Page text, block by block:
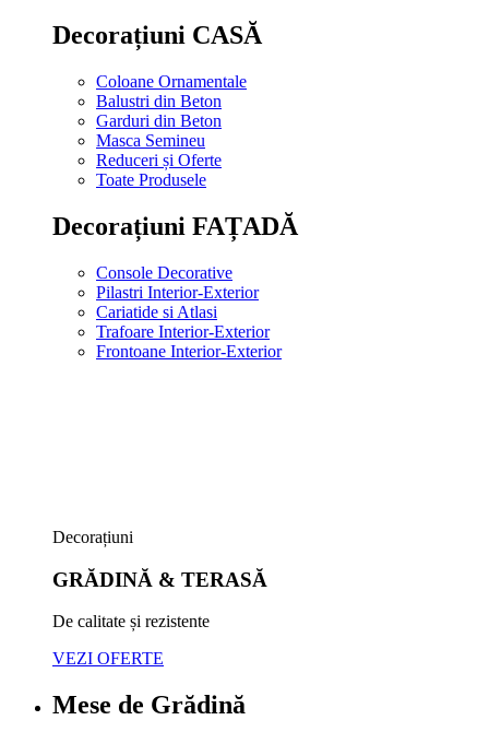
Decorațiuni CASĂ
Coloane Ornamentale
Balustri din Beton
Garduri din Beton
Masca Semineu
Reduceri și Oferte
Toate Produsele
Decorațiuni FAȚADĂ
Console Decorative
Pilastri Interior-Exterior
Cariatide si Atlasi
Trafoare Interior-Exterior
Frontoane Interior-Exterior
Decorațiuni
GRĂDINĂ & TERASĂ
De calitate și rezistente
VEZI OFERTE
Mese de Grădină